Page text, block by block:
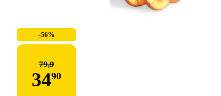
-56%
79,9
3490